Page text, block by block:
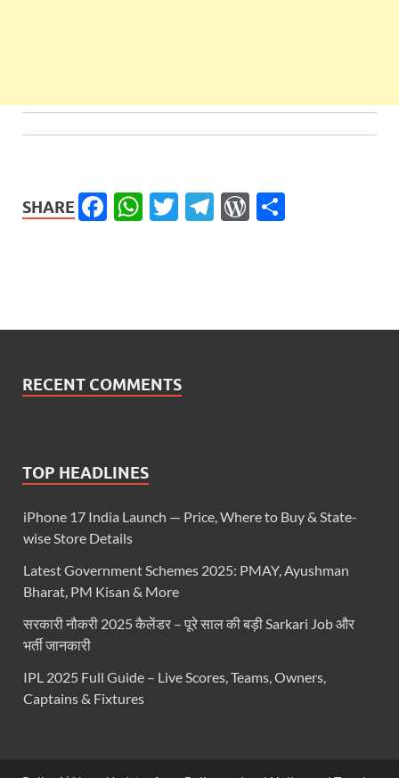
SHARE Facebook
WhatsApp
Twitter
Telegram
WordPress
RECENT COMMENTS
TOP HEADLINES
iPhone 17 India Launch — Price, Where to Buy & State-
wise Store Details
Latest Government Schemes 2025: PMAY, Ayushman
Bharat, PM Kisan & More
सरकारी नौकरी 2025 कैलेंडर – पूरे साल की बड़ी Sarkari Job और
भर्ती जानकारी
IPL 2025 Full Guide – Live Scores, Teams, Owners,
Captains & Fixtures